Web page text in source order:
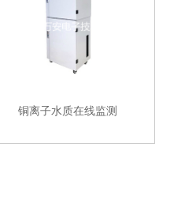
铜离子水质在线监测